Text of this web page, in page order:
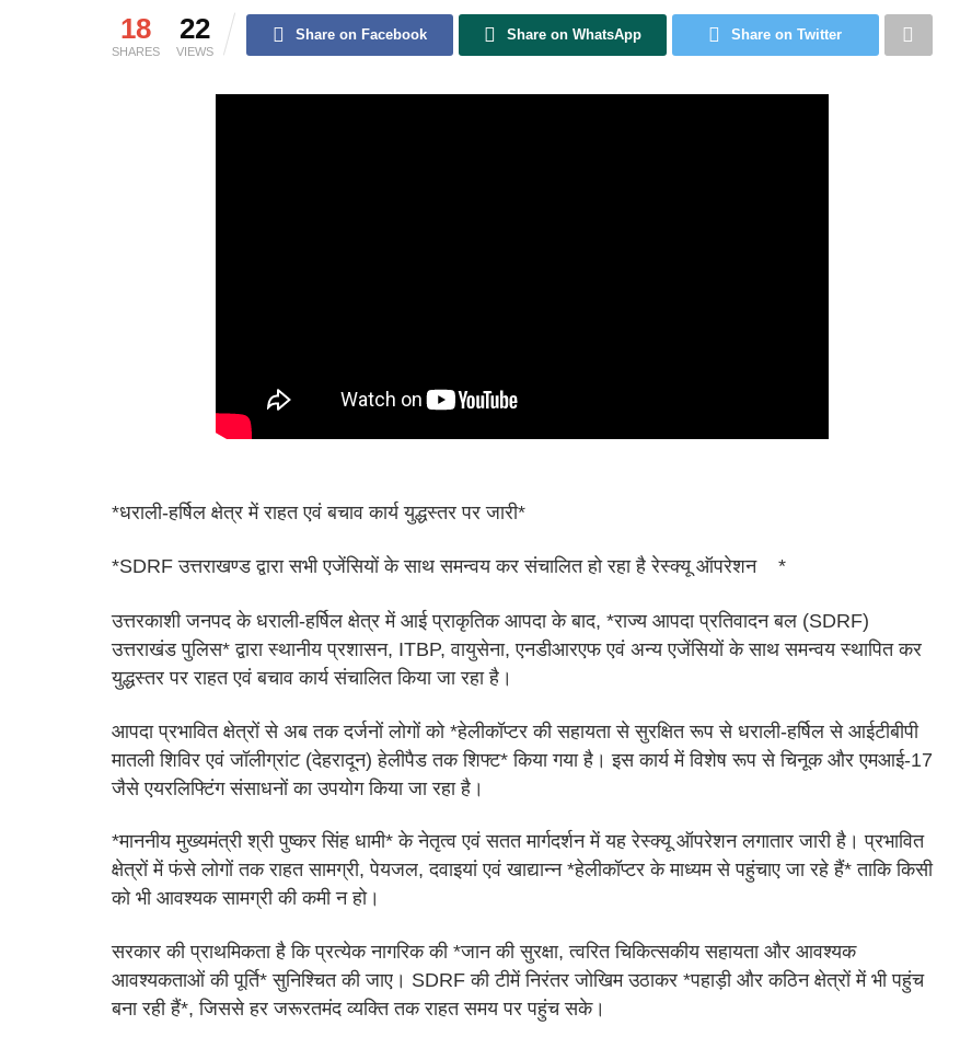
18
SHARES
22
VIEWS
Share on Facebook Share on WhatsApp Share on Twitter
*धराली-हर्षिल क्षेत्र में राहत एवं बचाव कार्य युद्धस्तर पर जारी*
*SDRF उत्तराखण्ड द्वारा सभी एजेंसियों के साथ समन्वय कर संचालित हो रहा है रेस्क्यू ऑपरेशन *
उत्तरकाशी जनपद के धराली-हर्षिल क्षेत्र में आई प्राकृतिक आपदा के बाद, *राज्य आपदा प्रतिवादन बल (SDRF)
उत्तराखंड पुलिस* द्वारा स्थानीय प्रशासन, ITBP, वायुसेना, एनडीआरएफ एवं अन्य एजेंसियों के साथ समन्वय स्थापित कर
युद्धस्तर पर राहत एवं बचाव कार्य संचालित किया जा रहा है।
आपदा प्रभावित क्षेत्रों से अब तक दर्जनों लोगों को *हेलीकॉप्टर की सहायता से सुरक्षित रूप से धराली-हर्षिल से आईटीबीपी
मातली शिविर एवं जॉलीग्रांट (देहरादून) हेलीपैड तक शिफ्ट* किया गया है। इस कार्य में विशेष रूप से चिनूक और एमआई-17
जैसे एयरलिफ्टिंग संसाधनों का उपयोग किया जा रहा है।
*माननीय मुख्यमंत्री श्री पुष्कर सिंह धामी* के नेतृत्व एवं सतत मार्गदर्शन में यह रेस्क्यू ऑपरेशन लगातार जारी है। प्रभावित
क्षेत्रों में फंसे लोगों तक राहत सामग्री, पेयजल, दवाइयां एवं खाद्यान्न *हेलीकॉप्टर के माध्यम से पहुंचाए जा रहे हैं* ताकि किसी
को भी आवश्यक सामग्री की कमी न हो।
सरकार की प्राथमिकता है कि प्रत्येक नागरिक की *जान की सुरक्षा, त्वरित चिकित्सकीय सहायता और आवश्यक
आवश्यकताओं की पूर्ति* सुनिश्चित की जाए। SDRF की टीमें निरंतर जोखिम उठाकर *पहाड़ी और कठिन क्षेत्रों में भी पहुंच
बना रही हैं*, जिससे हर जरूरतमंद व्यक्ति तक राहत समय पर पहुंच सके।